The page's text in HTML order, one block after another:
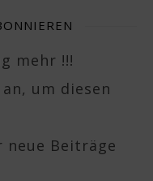
mehr !!!
um diesen
neue Beiträge